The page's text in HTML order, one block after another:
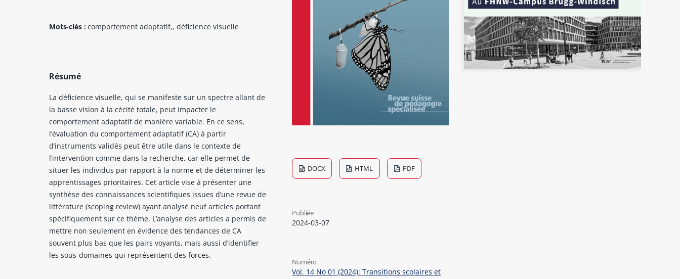
Mots-clés :comportement adaptatif,, déficience visuelle
Résumé
La déficience visuelle, qui se manifeste sur un spectre allant de
la basse vision à la cécité totale, peut impacter le
comportement adaptatif de manière variable. En ce sens,
l’évaluation du comportement adaptatif (CA) à partir
d’instruments validés peut être utile dans le contexte de
l’intervention comme dans la recherche, car elle permet de
situer les individus par rapport à la norme et de déterminer les
apprentissages prioritaires. Cet article vise à présenter une
synthèse des connaissances scientifiques issues d’une revue de
littérature (scoping review) ayant analysé neuf articles portant
spécifiquement sur ce thème. L’analyse des articles a permis de
mettre non seulement en évidence des tendances de CA
souvent plus bas que les pairs voyants, mais aussi d’identifier
les sous-domaines qui représentent des forces.
DOCX HTML PDF
Publiée
2024-03-07
Numéro
Vol. 14 No 01 (2024): Transitions scolaires et